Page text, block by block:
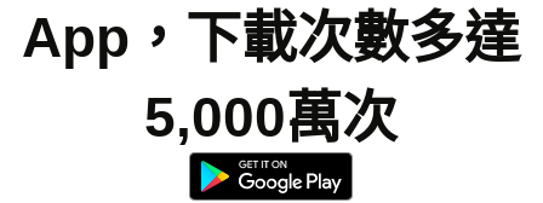
App，下載次數多達
5,000萬次